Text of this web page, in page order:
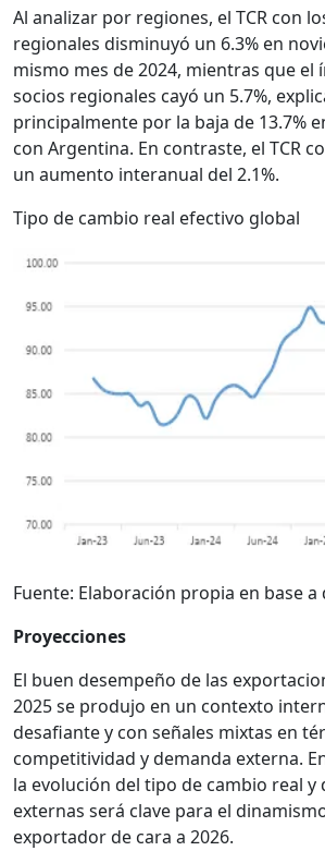
Al analizar por regiones, el TCR con
regionales disminuyó un 6.3% en
mismo mes de 2024, mientras que el
socios regionales cayó un 5.7%,
principalmente por la baja de 13.7%
con Argentina. En contraste, el TCR
un aumento interanual del 2.1%.
Tipo de cambio real efectivo global
Fuente: Elaboración propia en base a
Proyecciones
El buen desempeño de las
2025 se produjo en un contexto
desafiante y con señales mixtas en
competitividad y demanda externa.
la evolución del tipo de cambio real y
externas será clave para el
exportador de cara a 2026.